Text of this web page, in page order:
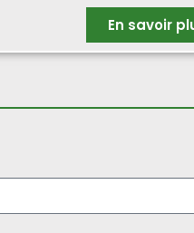
En savoir